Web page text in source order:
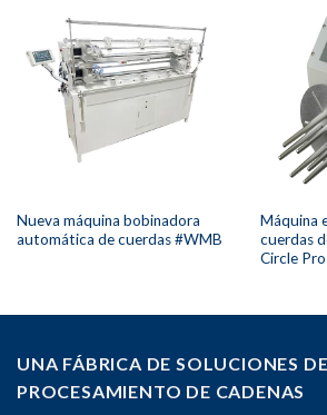
Nueva máquina bobinadora
automática de cuerdas #WMB
Máquina
cuerdas
Circle
UNA FÁBRICA DE SOLUCIONES DE
PROCESAMIENTO DE CADENAS